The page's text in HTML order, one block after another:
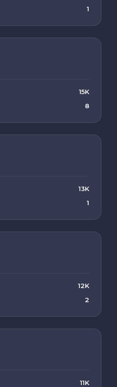
1
15K
8
13K
1
12K
2
11K